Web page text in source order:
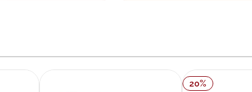
20%